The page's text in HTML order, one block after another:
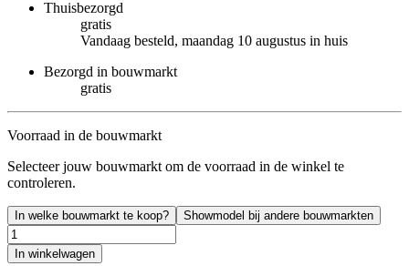
Thuisbezorgd
gratis
Vandaag besteld, maandag 10 augustus in huis
Bezorgd in bouwmarkt
gratis
Voorraad in de bouwmarkt
Selecteer jouw bouwmarkt om de voorraad in de winkel te
controleren.
In welke bouwmarkt te koop? Showmodel bij andere bouwmarkten
In winkelwagen